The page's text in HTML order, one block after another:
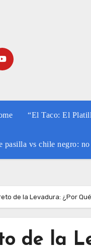
“El Taco: El
pasilla vs chile negro:
de la Levadura: ¿Por
de la